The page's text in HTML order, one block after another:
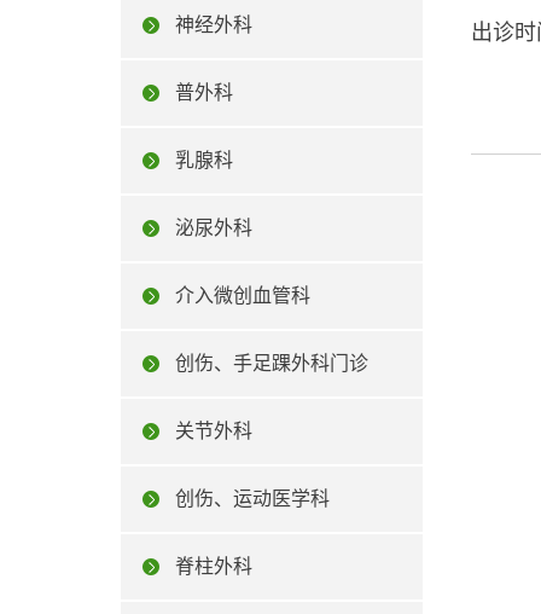
神经外科
普外科
乳腺科
泌尿外科
介入微创血管科
创伤、手足踝外科门诊
关节外科
创伤、运动医学科
脊柱外科
出诊